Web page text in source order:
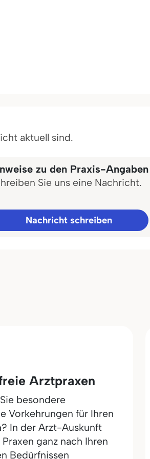
aktuell sind.
zu den Praxis-Angaben
Sie uns eine Nachricht.
Nachricht schreiben
Arztpraxen
besondere
Vorkehrungen für Ihren
In der Arzt-Auskunft
ganz nach Ihren
Bedürfnissen